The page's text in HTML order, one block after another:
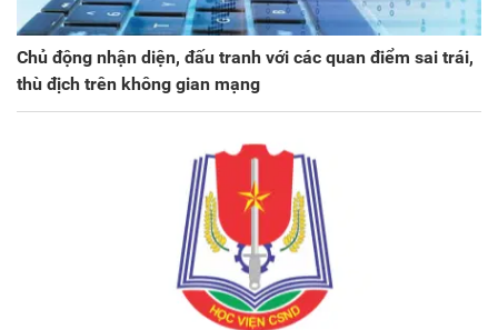
Chủ động nhận diện, đấu tranh với các quan điểm sai trái,
thù địch trên không gian mạng